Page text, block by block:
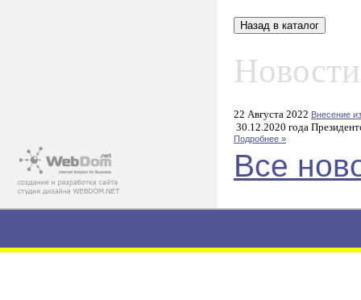
22 Августа 2022 Внесение
30.12.2020 года
Подробнее »
Все